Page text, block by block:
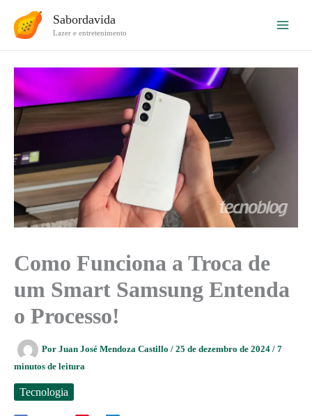
para
Sabordavida
Lazer e entretenimento
Como Funciona a Troca de
um Smart Samsung Entenda
o Processo!
Por Juan José Mendoza Castillo / 25 de dezembro de 2024 / 7
minutos de leitura
Tecnologia